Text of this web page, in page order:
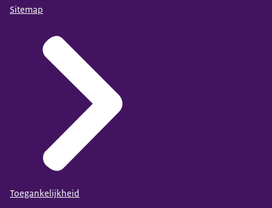
Sitemap
Toegankelijkheid